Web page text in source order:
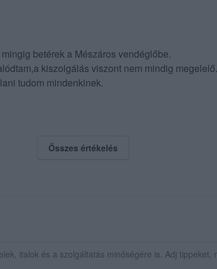
betérek a Mészáros vendéglőbe.
kiszolgálás viszont nem mindig
tudom mindenkinek.
Összes értékelés